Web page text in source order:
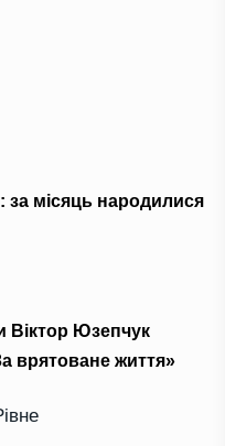
за місяць народилися
Віктор Юзепчук
врятоване життя»